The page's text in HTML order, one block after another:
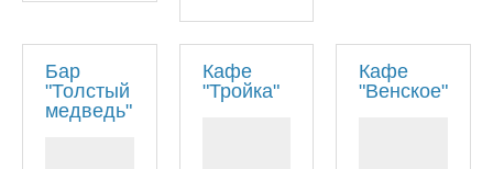
Бар
"Толстый
медведь"
Кафе
"Тройка"
Кафе
"Венское"